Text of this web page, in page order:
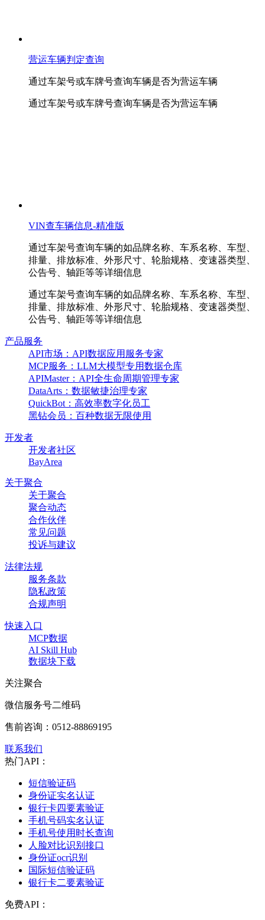
营运车辆判定查询
通过车架号或车牌号查询车辆是否为营运车辆
通过车架号或车牌号查询车辆是否为营运车辆
VIN查车辆信息-精准版
通过车架号查询车辆的如品牌名称、车系名称、车型、
排量、排放标准、外形尺寸、轮胎规格、变速器类型、
公告号、轴距等等详细信息
通过车架号查询车辆的如品牌名称、车系名称、车型、
排量、排放标准、外形尺寸、轮胎规格、变速器类型、
公告号、轴距等等详细信息
产品服务
API市场：API数据应用服务专家
MCP服务：LLM大模型专用数据仓库
APIMaster：API全生命周期管理专家
DataArts：数据敏捷治理专家
QuickBot：高效率数字化员工
黑钻会员：百种数据无限使用
开发者
开发者社区
BayArea
关于聚合
关于聚合
聚合动态
合作伙伴
常见问题
投诉与建议
法律法规
服务条款
隐私政策
合规声明
快速入口
MCP数据
AI Skill Hub
数据块下载
关注聚合
微信服务号二维码
售前咨询： 0512-88869195
联系我们
热门API：
短信验证码
身份证实名认证
银行卡四要素验证
手机号码实名认证
手机号使用时长查询
人脸对比识别接口
身份证ocr识别
国际短信验证码
银行卡二要素验证
免费API：